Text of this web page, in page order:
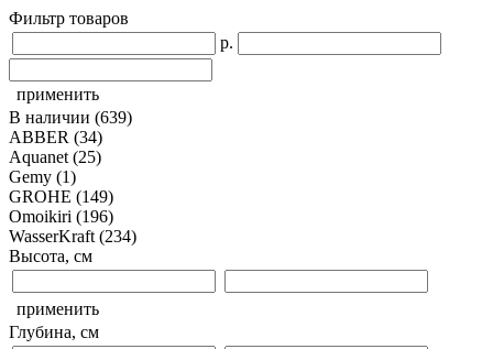
Фильтр товаров
р.
применить
В наличии (639)
ABBER (34)
Aquanet (25)
Gemy (1)
GROHE (149)
Omoikiri (196)
WasserKraft (234)
Высота, см
применить
Глубина, см